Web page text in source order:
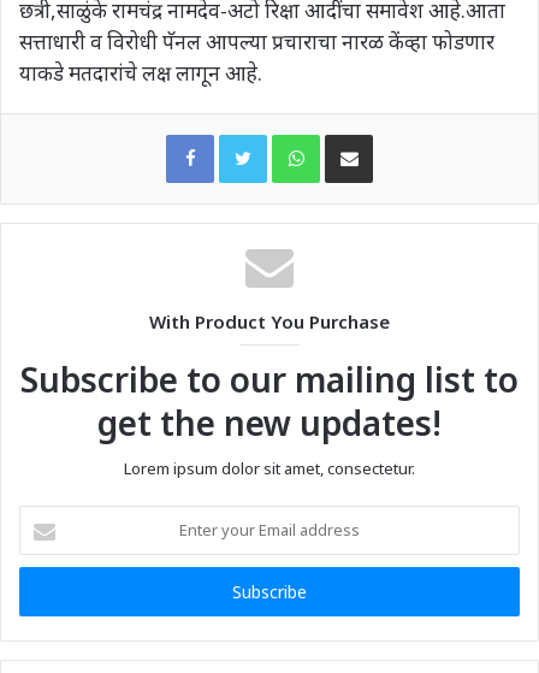
छत्री,साळुंके रामचंद्र नामदेव-अटो रिक्षा आदींचा समावेश आहे.आता
सत्ताधारी व विरोधी पॅनल आपल्या प्रचाराचा नारळ केंव्हा फोडणार
याकडे मतदारांचे लक्ष लागून आहे.
WhatsAppShare via Email
With Product You Purchase
Subscribe to our mailing list to
get the new updates!
Lorem ipsum dolor sit amet, consectetur.
your
Email